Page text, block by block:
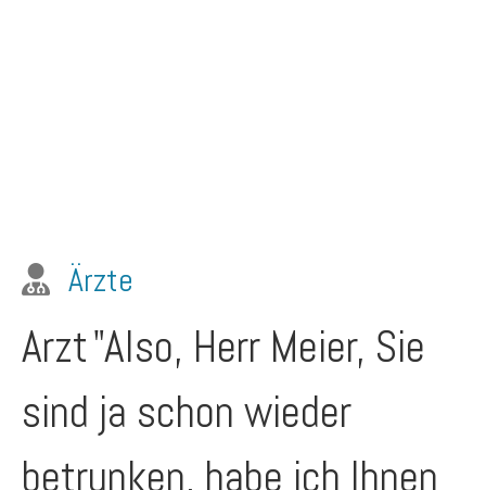
Ärzte
Arzt"Also, Herr Meier, Sie
sind ja schon wieder
betrunken, habe ich Ihnen